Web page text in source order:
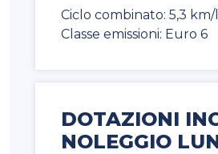
Ciclo combinato: 5,3 km/l
Classe emissioni: Euro 6
DOTAZIONI
NOLEGGIO